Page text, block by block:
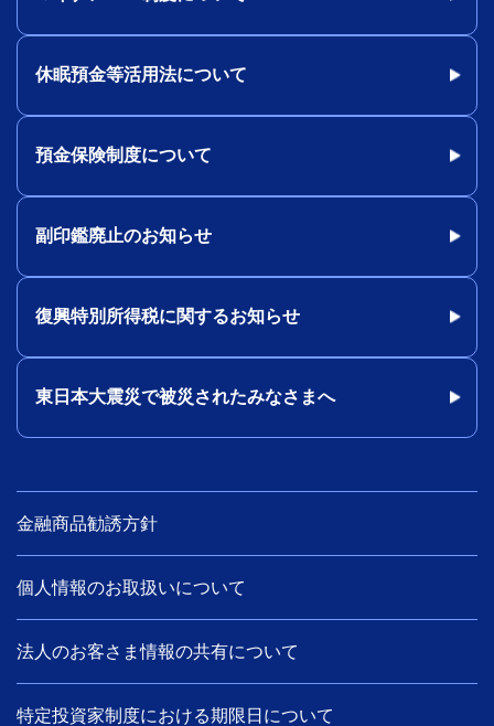
休眠預金等活用法について
預金保険制度について
副印鑑廃止のお知らせ
復興特別所得税に関するお知らせ
東日本大震災で被災されたみなさまへ
金融商品勧誘方針
個人情報のお取扱いについて
法人のお客さま情報の共有について
特定投資家制度における期限日について